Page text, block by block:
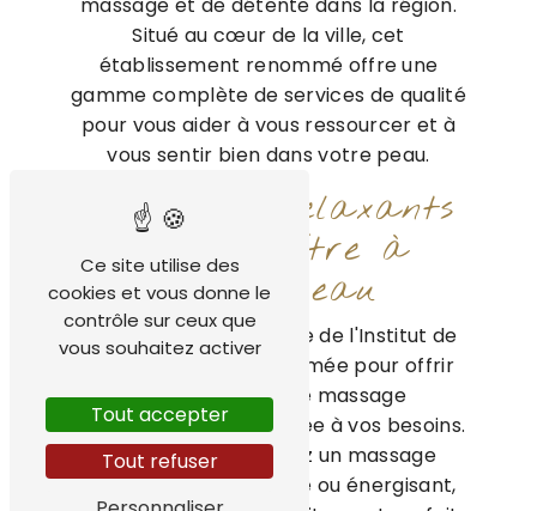
massage et de détente dans la région.
Situé au cœur de la ville, cet
établissement renommé offre une
gamme complète de services de qualité
pour vous aider à vous ressourcer et à
vous sentir bien dans votre peau.
Massages Relaxants
et Bien-Être à
Concarneau
L'équipe professionnelle de l'Institut de
beauté Ophélie est formée pour offrir
une expérience de massage
personnalisée et adaptée à vos besoins.
Que vous recherchiez un massage
relaxant, thérapeutique ou énergisant,
Ce site utilise des
cookies et vous donne le
contrôle sur ceux que
vous souhaitez activer
Tout accepter
Tout refuser